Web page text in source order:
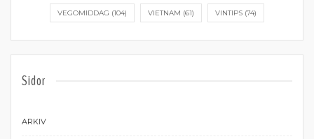
VEGOMIDDAG (104) VIETNAM (61) VINTIPS (74)
Sidor
ARKIV